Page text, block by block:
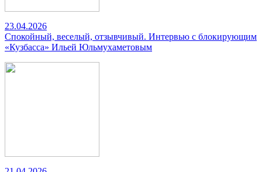
23.04.2026
Спокойный, веселый, отзывчивый. Интервью с блокирующим
«Кузбасса» Ильей Юльмухаметовым